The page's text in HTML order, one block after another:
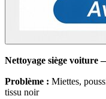
Nettoyage siège voiture
Problème : Miettes,
tissu noir